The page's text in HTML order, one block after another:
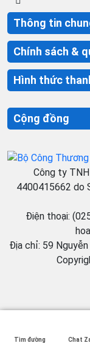
Thông tin
Chính sách &
Hình thức
Cộng đồng
Tìm đường Chat
Công ty
4400415662 do
Điện thoại:
Địa chỉ: 59